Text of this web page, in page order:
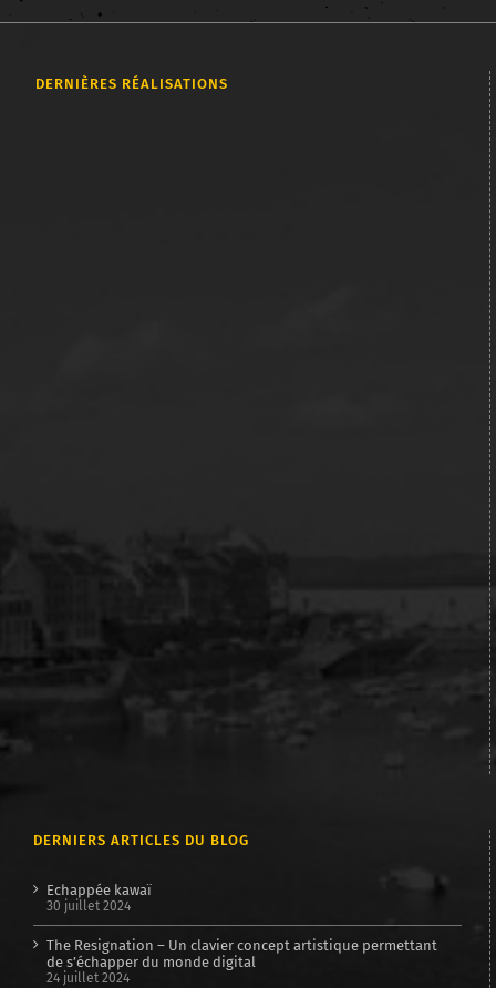
DERNIÈRES RÉALISATIONS
DERNIERS ARTICLES DU BLOG
Echappée kawaï
30 juillet 2024
The Resignation – Un clavier concept artistique permettant
de s’échapper du monde digital
24 juillet 2024